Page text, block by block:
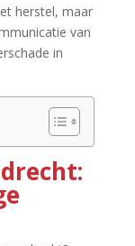
herstel, maar
van
in